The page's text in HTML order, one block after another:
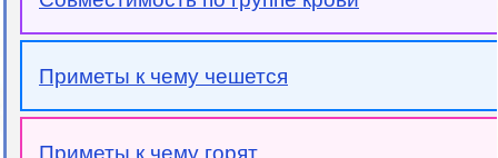
Приметы к чему чешется
Приметы к чему горят